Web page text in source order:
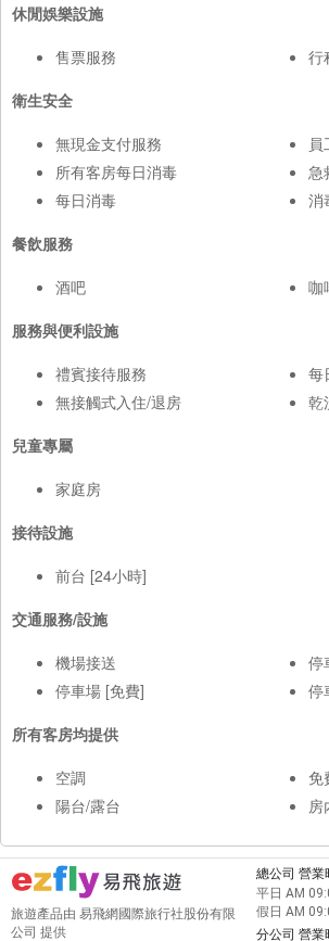
休閒娛樂設施
售票服務
行
衛生安全
無現金支付服務
所有客房每日消毒
每日消毒
急
消
餐飲服務
酒吧
咖
服務與便利設施
禮賓接待服務
無接觸式入住/退房
每
乾
兒童專屬
家庭房
接待設施
前台 [24小時]
交通服務/設施
機場接送
停車場 [免費]
停
停
所有客房均提供
空調
陽台/露台
免
房